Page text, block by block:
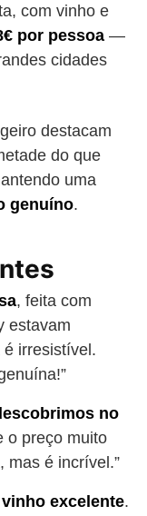
com vinho e
por pessoa —
cidades
destacam
do que
uma
genuíno.
, feita com
estavam
irresistível.
no
o preço muito
mas é incrível.”
excelente.